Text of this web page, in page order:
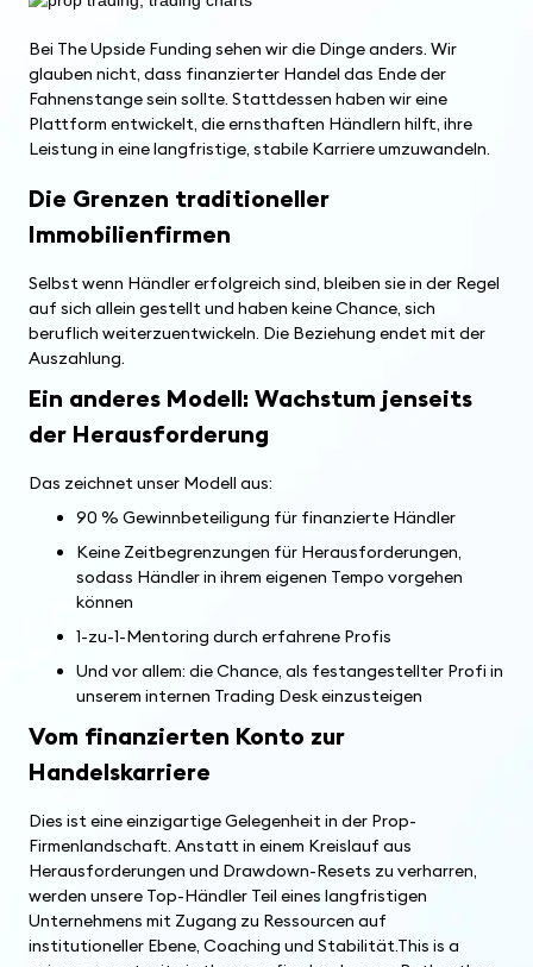
Bei The Upside Funding sehen wir die Dinge anders. Wir
glauben nicht, dass finanzierter Handel das Ende der
Fahnenstange sein sollte. Stattdessen haben wir eine
Plattform entwickelt, die ernsthaften Händlern hilft, ihre
Leistung in eine langfristige, stabile Karriere umzuwandeln.
Die Grenzen traditioneller
Immobilienfirmen
Selbst wenn Händler erfolgreich sind, bleiben sie in der Regel
auf sich allein gestellt und haben keine Chance, sich
beruflich weiterzuentwickeln. Die Beziehung endet mit der
Auszahlung.
Ein anderes Modell: Wachstum jenseits
der Herausforderung
Das zeichnet unser Modell aus:
90 % Gewinnbeteiligung für finanzierte Händler
Keine Zeitbegrenzungen für Herausforderungen,
sodass Händler in ihrem eigenen Tempo vorgehen
können
1-zu-1-Mentoring durch erfahrene Profis
Und vor allem: die Chance, als festangestellter Profi in
unserem internen Trading Desk einzusteigen
Vom finanzierten Konto zur
Handelskarriere
Dies ist eine einzigartige Gelegenheit in der Prop-
Firmenlandschaft. Anstatt in einem Kreislauf aus
Herausforderungen und Drawdown-Resets zu verharren,
werden unsere Top-Händler Teil eines langfristigen
Unternehmens mit Zugang zu Ressourcen auf
institutioneller Ebene, Coaching und Stabilität.This is a